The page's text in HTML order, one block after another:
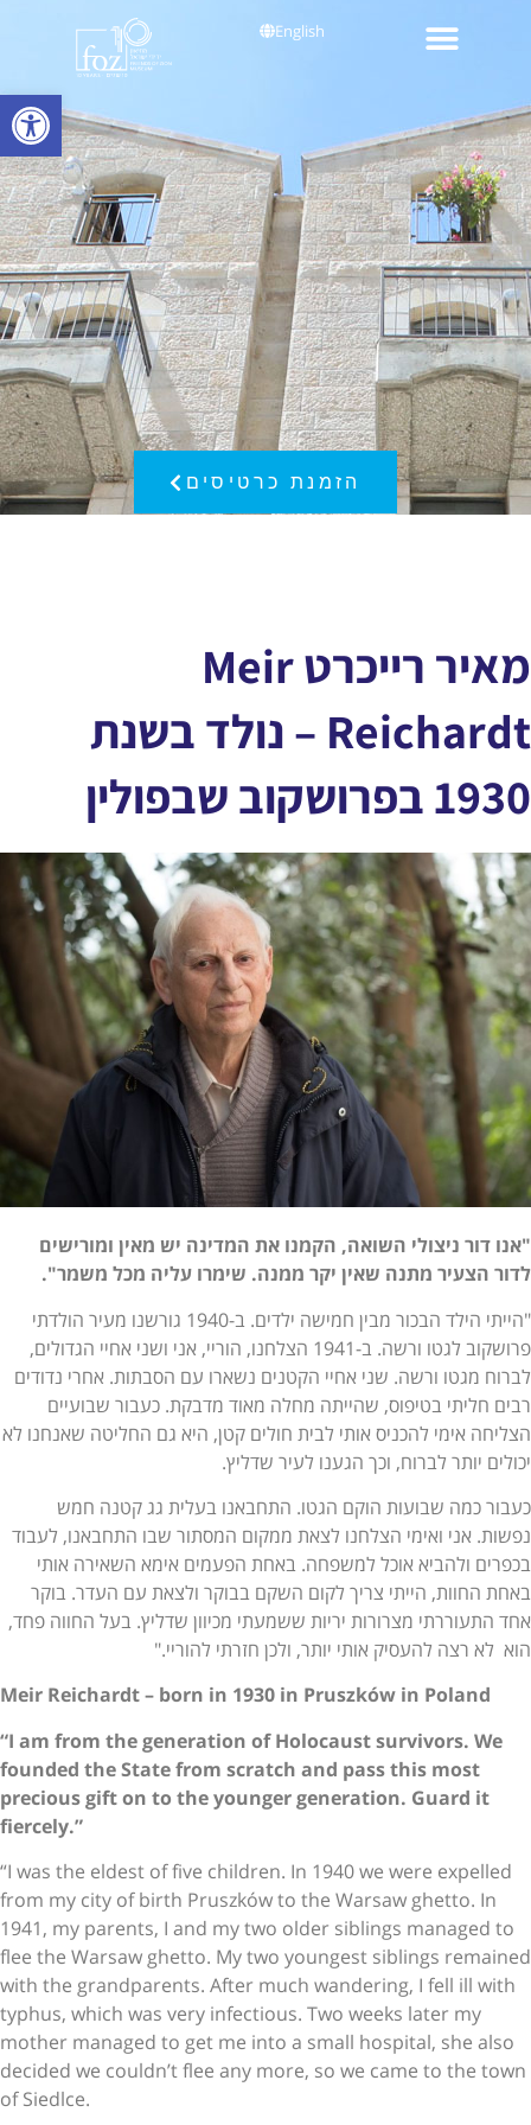
פתח
English
הזמנת כרטיסים
מאיר רייכרט Meir
Reichardt – נולד בשנת
1930 בפרושקוב שבפולין
"אנו דור ניצולי השואה, הקמנו את המדינה יש מאין ומורישים
לדור הצעיר מתנה שאין יקר ממנה. שימרו עליה מכל משמר".
"הייתי הילד הבכור מבין חמישה ילדים. ב-1940 גורשנו מעיר הולדתי
פרושקוב לגטו ורשה. ב-1941 הצלחנו, הוריי, אני ושני אחיי הגדולים,
לברוח מגטו ורשה. שני אחיי הקטנים נשארו עם הסבתות. אחרי נדודים
רבים חליתי בטיפוס, שהייתה מחלה מאוד מדבקת. כעבור שבועיים
הצליחה אימי להכניס אותי לבית חולים קטן, היא גם החליטה שאנחנו לא
יכולים יותר לברוח, וכך הגענו לעיר שדליץ.
כעבור כמה שבועות הוקם הגטו. התחבאנו בעלית גג קטנה חמש
נפשות. אני ואימי הצלחנו לצאת ממקום המסתור שבו התחבאנו, לעבוד
בכפרים ולהביא אוכל למשפחה. באחת הפעמים אימא השאירה אותי
באחת החוות, הייתי צריך לקום השקם בבוקר ולצאת עם העדר. בוקר
אחד התעוררתי מצרורות יריות ששמעתי מכיוון שדליץ. בעל החווה פחד,
הוא לא רצה להעסיק אותי יותר, ולכן חזרתי להוריי."
Meir Reichardt – born in 1930 in Pruszków in Poland
“I am from the generation of Holocaust survivors. We
founded the State from scratch and pass this most
precious gift on to the younger generation. Guard it
fiercely.”
“I was the eldest of five children. In 1940 we were expelled
from my city of birth Pruszków to the Warsaw ghetto. In
1941, my parents, I and my two older siblings managed to
flee the Warsaw ghetto. My two youngest siblings remained
with the grandparents. After much wandering, I fell ill with
typhus, which was very infectious. Two weeks later my
mother managed to get me into a small hospital, she also
decided we couldn’t flee any more, so we came to the town
of Siedlce.